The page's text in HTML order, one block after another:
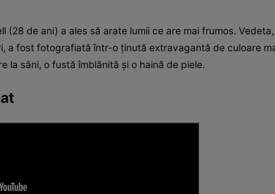
(28 de ani) a ales să arate lumii ce are mai frumos.
a fost fotografiată într-o ținută extravagantă de culoare
sâni, o fustă îmblănită și o haină de piele.